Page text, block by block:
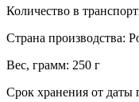
Количество в
Страна производства:
Вес, грамм: 250 г
Срок хранения от даты